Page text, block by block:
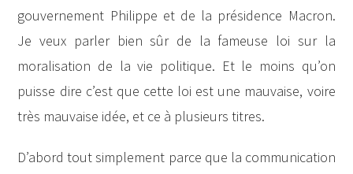
gouvernement Philippe et de la présidence Macron.
Je veux parler bien sûr de la fameuse loi sur la
moralisation de la vie politique. Et le moins qu’on
puisse dire c’est que cette loi est une mauvaise, voire
très mauvaise idée, et ce à plusieurs titres.
D’abord tout simplement parce que la communication